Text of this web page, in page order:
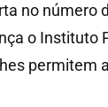
no número
o Instituto
permitem